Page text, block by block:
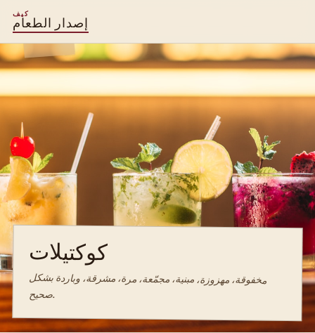
كيف
إصدار الطعام
كوكتيلات
مخفوقة، مهزوزة، مبنية، مجمّعة، مرة، مشرقة، وباردة بشكل
صحيح.